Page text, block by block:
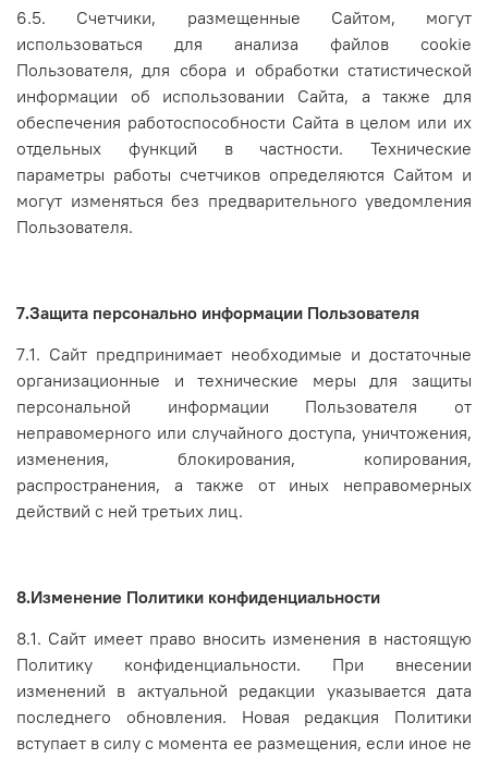
6.5. Счетчики, размещенные Сайтом, могут
использоваться для анализа файлов cookie
Пользователя, для сбора и обработки статистической
информации об использовании Сайта, а также для
обеспечения работоспособности Сайта в целом или их
отдельных функций в частности. Технические
параметры работы счетчиков определяются Сайтом и
могут изменяться без предварительного уведомления
Пользователя.
7.Защита персонально информации Пользователя
7.1. Сайт предпринимает необходимые и достаточные
организационные и технические меры для защиты
персональной информации Пользователя от
неправомерного или случайного доступа, уничтожения,
изменения, блокирования, копирования,
распространения, а также от иных неправомерных
действий с ней третьих лиц.
8.Изменение Политики конфиденциальности
8.1. Сайт имеет право вносить изменения в настоящую
Политику конфиденциальности. При внесении
изменений в актуальной редакции указывается дата
последнего обновления. Новая редакция Политики
вступает в силу с момента ее размещения, если иное не